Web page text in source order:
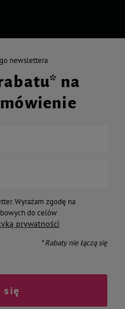
newslettera
na
Wyrażam zgodę na
do celów
prywatności
* Rabaty nie łączą się
się